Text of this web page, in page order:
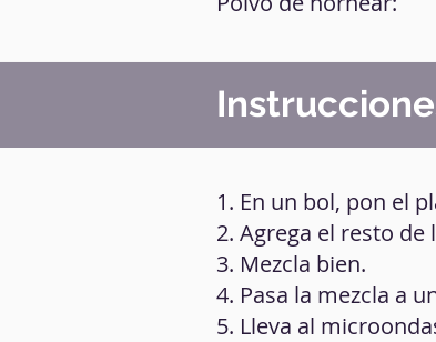
1. En un bol, pon el
2. Agrega el resto
3. Mezcla bien.
4. Pasa la mezcla a
5. Lleva al